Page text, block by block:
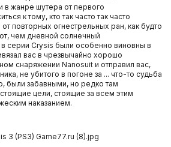
в жанре шутера от первого
к тому, кто так часто так часто
повторных огнестрельных ран, как будто
чем дневной солнечный
серии Crysis были особенно виновны в
вас в чрезвычайно хорошо
снаряжении Nanosuit и отправил вас,
не убитого в погоне за ... что-то судьба
были забавными, но редко там
цели, стоящие за всем этим
наказанием.